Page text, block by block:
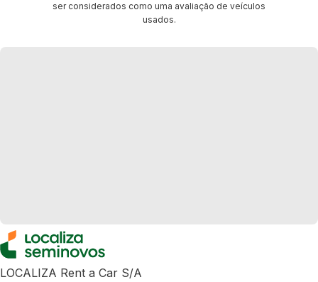
ser considerados como uma avaliação de veículos
usados.
LOCALIZA Rent a Car S/A